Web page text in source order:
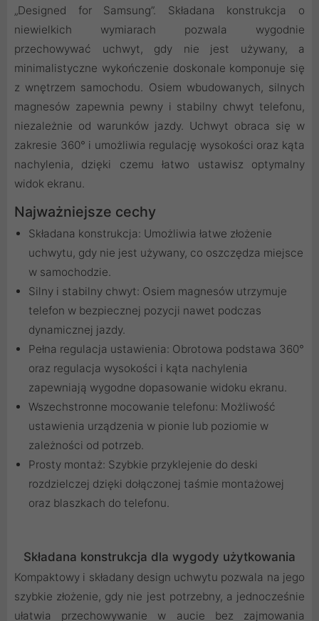
„Designed for Samsung”. Składana konstrukcja o
niewielkich wymiarach pozwala wygodnie
przechowywać uchwyt, gdy nie jest używany, a
minimalistyczne wykończenie doskonale komponuje się
z wnętrzem samochodu. Osiem wbudowanych, silnych
magnesów zapewnia pewny i stabilny chwyt telefonu,
niezależnie od warunków jazdy. Uchwyt obraca się w
zakresie 360° i umożliwia regulację wysokości oraz kąta
nachylenia, dzięki czemu łatwo ustawisz optymalny
widok ekranu.
Najważniejsze cechy
Składana konstrukcja: Umożliwia łatwe złożenie
uchwytu, gdy nie jest używany, co oszczędza miejsce
w samochodzie.
Silny i stabilny chwyt: Osiem magnesów utrzymuje
telefon w bezpiecznej pozycji nawet podczas
dynamicznej jazdy.
Pełna regulacja ustawienia: Obrotowa podstawa 360°
oraz regulacja wysokości i kąta nachylenia
zapewniają wygodne dopasowanie widoku ekranu.
Wszechstronne mocowanie telefonu: Możliwość
ustawienia urządzenia w pionie lub poziomie w
zależności od potrzeb.
Prosty montaż: Szybkie przyklejenie do deski
rozdzielczej dzięki dołączonej taśmie montażowej
oraz blaszkach do telefonu.
Składana konstrukcja dla wygody użytkowania
Kompaktowy i składany design uchwytu pozwala na jego
szybkie złożenie, gdy nie jest potrzebny, a jednocześnie
ułatwia przechowywanie w aucie bez zajmowania